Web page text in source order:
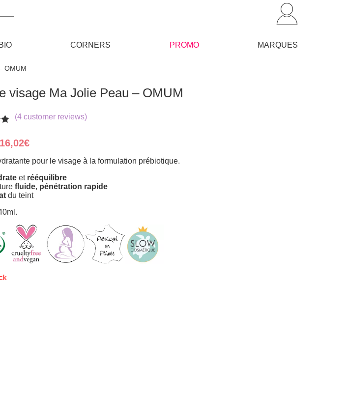
CORNERS PROMO MARQUES
OMUM
visage Ma Jolie Peau – OMUM
(4 customer reviews)
Original
price
was:
16,02€Current
is:
16,02€.
pour le visage à la formulation prébiotique.
et rééquilibre
fluide, pénétration rapide
du teint